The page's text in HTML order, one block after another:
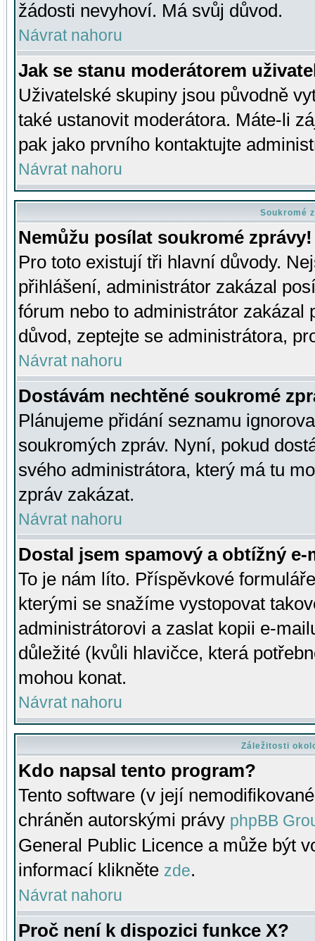
žádosti nevyhoví. Má svůj důvod.
Návrat nahoru
Jak se stanu moderátorem
Uživatelské skupiny jsou původně
také ustanovit moderátora. Máte-li
pak jako prvního kontaktujte
Návrat nahoru
Soukromé
Nemůžu posílat soukromé zprávy!
Pro toto existují tři hlavní důvody.
přihlášení, administrátor zakázal
fórum nebo to administrátor zakázal
důvod, zeptejte se administrátora,
Návrat nahoru
Dostávám nechtěné soukromé
Plánujeme přidání seznamu
soukromých zpráv. Nyní, pokud
svého administrátora, který má tu
zpráv zakázat.
Návrat nahoru
Dostal jsem spamový a obtížný
To je nám líto. Příspěvkové
kterými se snažíme vystopovat
administrátorovi a zaslat kopii e-
důležité (kvůli hlavičce, která
mohou konat.
Návrat nahoru
Záležitosti
Kdo napsal tento program?
Tento software (v její
chráněn autorskými právy phpBB
General Public Licence a může být
informací klikněte zde.
Návrat nahoru
Proč není k dispozici funkce X?